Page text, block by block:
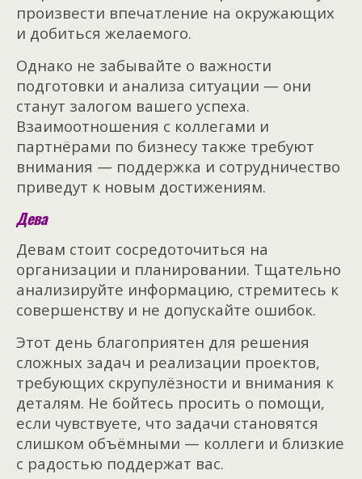
произвести впечатление на окружающих
и добиться желаемого.
Однако не забывайте о важности
подготовки и анализа ситуации — они
станут залогом вашего успеха.
Взаимоотношения с коллегами и
партнёрами по бизнесу также требуют
внимания — поддержка и сотрудничество
приведут к новым достижениям.
Дева
Девам стоит сосредоточиться на
организации и планировании. Тщательно
анализируйте информацию, стремитесь к
совершенству и не допускайте ошибок.
Этот день благоприятен для решения
сложных задач и реализации проектов,
требующих скрупулёзности и внимания к
деталям. Не бойтесь просить о помощи,
если чувствуете, что задачи становятся
слишком объёмными — коллеги и близкие
с радостью поддержат вас.